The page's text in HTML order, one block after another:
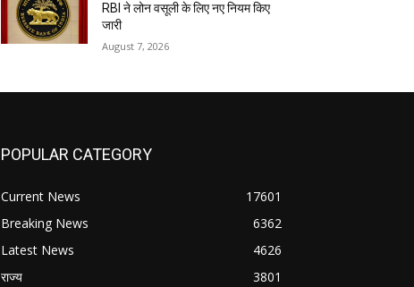
RBI ने लोन वसूली के लिए नए नियम किए
जारी
August 7, 2026
POPULAR CATEGORY
Current News
17601
Breaking News
6362
Latest News
4626
राज्य
3801